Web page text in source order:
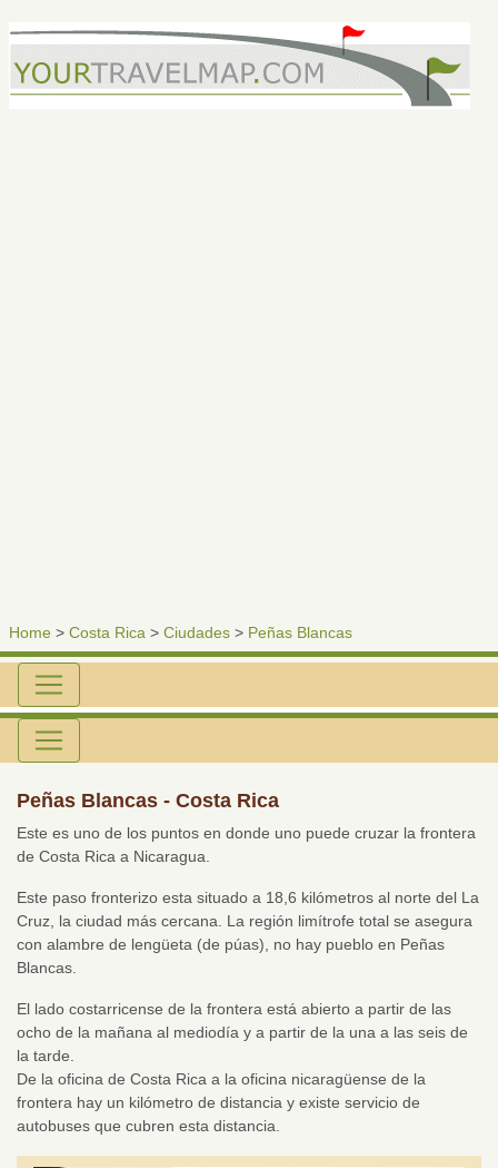
Home > Costa Rica > Ciudades > Peñas Blancas
Peñas Blancas - Costa Rica
Este es uno de los puntos en donde uno puede cruzar la frontera
de Costa Rica a Nicaragua.
Este paso fronterizo esta situado a 18,6 kilómetros al norte del La
Cruz, la ciudad más cercana. La región limítrofe total se asegura
con alambre de lengüeta (de púas), no hay pueblo en Peñas
Blancas.
El lado costarricense de la frontera está abierto a partir de las
ocho de la mañana al mediodía y a partir de la una a las seis de
la tarde.
De la oficina de Costa Rica a la oficina nicaragüense de la
frontera hay un kilómetro de distancia y existe servicio de
autobuses que cubren esta distancia.